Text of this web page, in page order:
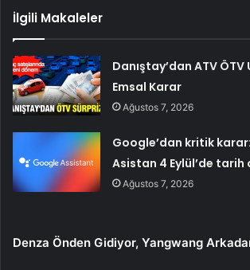
İlgili Makaleler
Danıştay’dan ATV ÖTV
Emsal Karar
Ağustos 7, 2026
Google’dan kritik
Asistan 4 Eylül’de tarih
Ağustos 7, 2026
Denza Önden Gidiyor, Yangwang